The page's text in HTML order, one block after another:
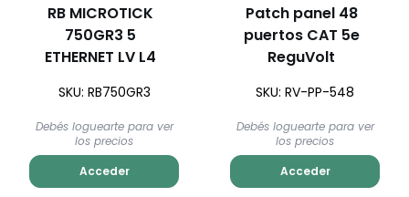
RB MICROTICK
750GR3 5
ETHERNET LV L4
SKU: RB750GR3
Debés loguearte para ver
los precios
Acceder
Patch panel 48
puertos CAT 5e
ReguVolt
SKU: RV-PP-548
Debés loguearte para ver
los precios
Acceder